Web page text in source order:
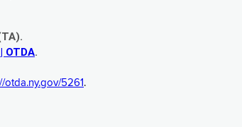
OTDA.
otda.ny.gov/5261.